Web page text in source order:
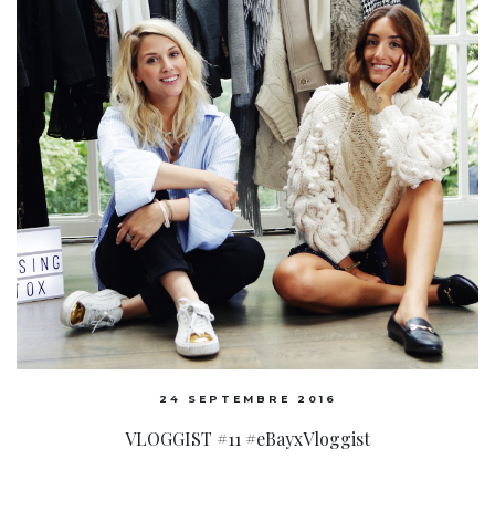
24 SEPTEMBRE 2016
VLOGGIST #11 #eBayxVloggist